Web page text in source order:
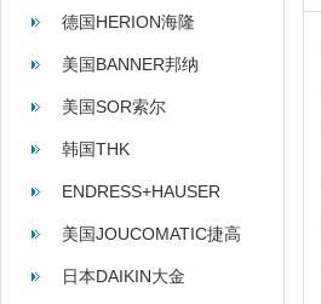
德国HERION海隆
美国BANNER邦纳
美国SOR索尔
韩国THK
ENDRESS+HAUSER
美国JOUCOMATIC捷高
日本DAIKIN大金